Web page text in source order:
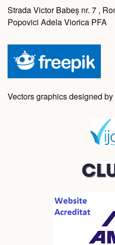
Strada Victor Babeș nr. 7 ,
Popovici Adela Viorica PFA
Vectors graphics designed